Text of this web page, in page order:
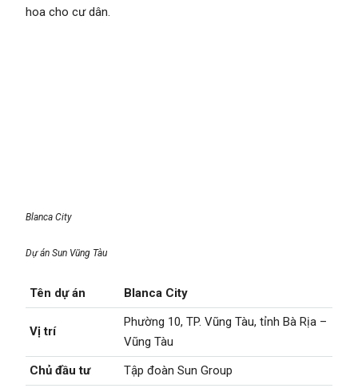
hoa cho cư dân.
Blanca City
Dự án Sun Vũng Tàu
Tên dự án Blanca City
Vị trí
Phường 10, TP. Vũng Tàu, tỉnh Bà Rịa –
Vũng Tàu
Chủ đầu tư
Tập đoàn Sun Group